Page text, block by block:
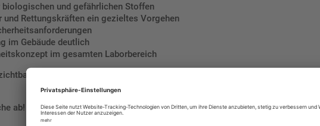
und gefährlichen Stoffen
und Rettungskräften ein gezieltes Vorgehen
im Gebäude deutlich
im gesamten Laborbereich
für alle Labore mit erhöhtem Gefahrenpotential. Es schafft klare
ab! Bestellen Sie Ihr Feuerwehrschild S2 und sorgen Sie für eine